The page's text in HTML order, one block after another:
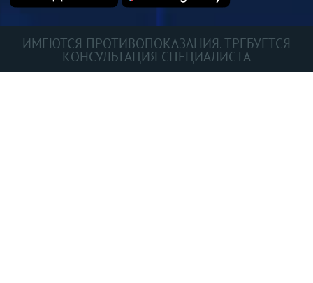
ИМЕЮТСЯ ПРОТИВОПОКАЗАНИЯ. ТРЕБУЕТСЯ
КОНСУЛЬТАЦИЯ СПЕЦИАЛИСТА